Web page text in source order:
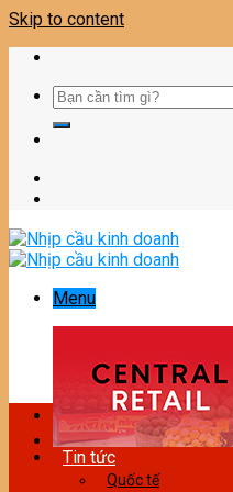
Skip to content
Menu
Tin tức
Quốc tế